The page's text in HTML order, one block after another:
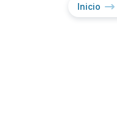
Inicio